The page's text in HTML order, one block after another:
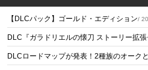
【DLCパック】ゴールド・エディション/
DLC『ガラドリエルの懐刀 ストーリー拡
DLCロードマップが発表！2種族のオーク